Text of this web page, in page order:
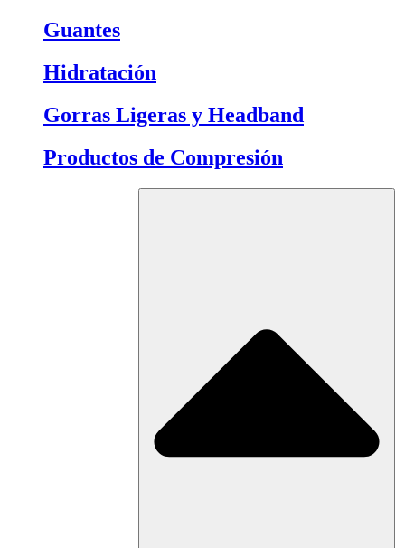
Guantes
Hidratación
Gorras Ligeras y Headband
Productos de Compresión